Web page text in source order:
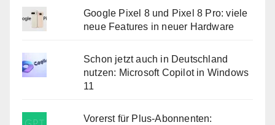
Google Pixel 8 und Pixel 8 Pro: viele
neue Features in neuer Hardware
Schon jetzt auch in Deutschland
nutzen: Microsoft Copilot in Windows
11
Vorerst für Plus-Abonnenten: